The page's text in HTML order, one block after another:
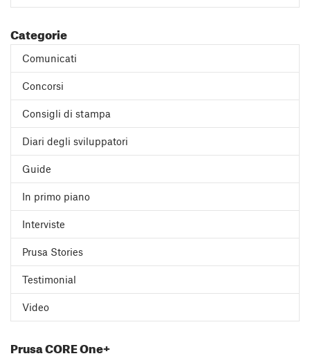
Categorie
Comunicati
Concorsi
Consigli di stampa
Diari degli sviluppatori
Guide
In primo piano
Interviste
Prusa Stories
Testimonial
Video
Prusa CORE One+